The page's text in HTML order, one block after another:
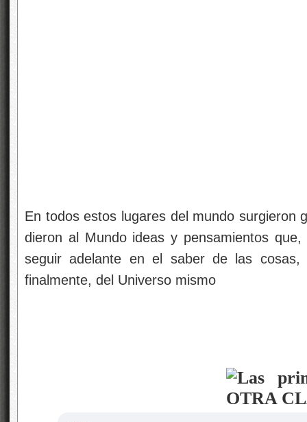
En todos estos lugares del mundo surgieron
dieron al Mundo ideas y pensamientos
seguir adelante en el saber de las
finalmente, del Universo mismo